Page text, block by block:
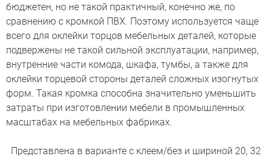
бюджетен, но не такой практичный, конечно же, по
сравнению с кромкой ПВХ. Поэтому используется чаще
всего для оклейки торцов мебельных деталей, которые
подвержены не такой сильной эксплуатации, например,
внутренние части комода, шкафа, тумбы, а также для
оклейки торцевой стороны деталей сложных изогнутых
форм. Такая кромка способна значительно уменьшить
затраты при изготовлении мебели в промышленных
масштабах на мебельных фабриках.
Представлена в варианте с клеем/без и шириной 20, 32